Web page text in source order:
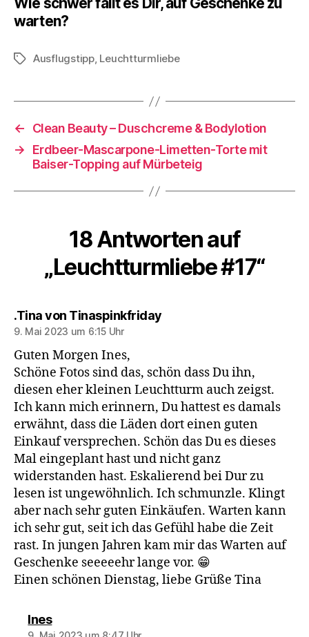
warten?
Schlagwörter
Ausflugstipp, Leuchtturmliebe
←
Clean Beauty – Duschcreme & Bodylotion
→
Erdbeer-Mascarpone-Limetten-Torte mit
Baiser-Topping auf Mürbeteig
18 Antworten auf
„Leuchtturmliebe #17“
.Tina von Tinaspinkfridaysagt:
9. Mai 2023 um 6:15 Uhr
Guten Morgen Ines,
Schöne Fotos sind das, schön dass Du ihn,
diesen eher kleinen Leuchtturm auch zeigst.
Ich kann mich erinnern, Du hattest es damals
erwähnt, dass die Läden dort einen guten
Einkauf versprechen. Schön das Du es dieses
Mal eingeplant hast und nicht ganz
widerstanden hast. Eskalierend bei Dur zu
lesen ist ungewöhnlich. Ich schmunzle. Klingt
aber nach sehr guten Einkäufen. Warten kann
ich sehr gut, seit ich das Gefühl habe die Zeit
rast. In jungen Jahren kam mir das Warten auf
Geschenke seeeeehr lange vor. 😁
Einen schönen Dienstag, liebe Grüße Tina
Inessagt: